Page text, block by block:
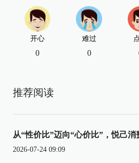
开心
0
难过
0
推荐阅读
从“性价比”迈向“心价比”，悦己消
2026-07-24 09:09